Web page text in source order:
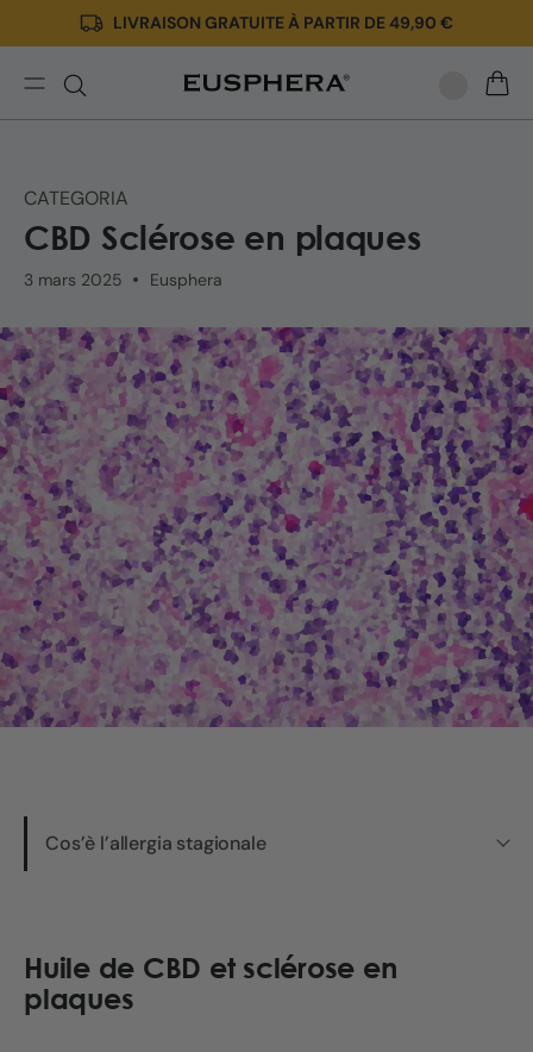
Ignorer
et passer
au
contenu
LIVRAISON GRATUITE À PARTIR DE 49,90 €
plaques
Informations
posologie
CATEGORIA
CBD Sclérose en plaques
3 mars 2025 Eusphera
Cos’è l’allergia stagionale
Huile de CBD et sclérose en
plaques